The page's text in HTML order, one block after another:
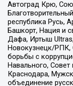
Автоград Крю,
республика Русь,
Башкорт, Нация и
Дафа, Иртыш
Новокузнецк/
борьбы с
Навального, Совет
Краснодара,
объединение